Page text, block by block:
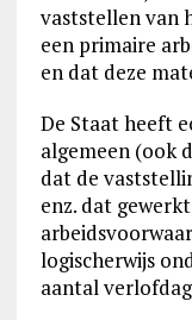
vaststellen van
een primaire
en dat deze
De Staat heeft
algemeen (ook
dat de
enz. dat
logischerwijs
aantal